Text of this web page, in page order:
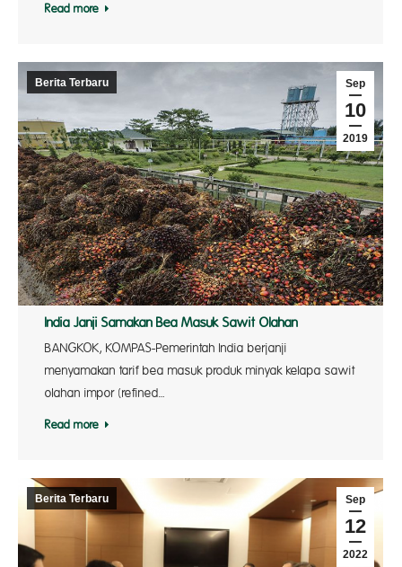
Read more
Sep
10
2019
Berita Terbaru
India Janji Samakan Bea Masuk Sawit Olahan
BANGKOK, KOMPAS-Pemerintah India berjanji
menyamakan tarif bea masuk produk minyak kelapa sawit
olahan impor (refined…
Read more
Sep
12
2022
Berita Terbaru